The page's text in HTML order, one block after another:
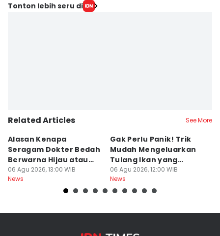
Tonton lebih seru di
Related Articles See More
Alasan Kenapa
Seragam Dokter Bedah
Berwarna Hijau atau
Biru, Bukan Putih
06 Agu 2026, 13:00 WIB
News
Gak Perlu Panik! Trik
Mudah Mengeluarkan
Tulang Ikan yang
Nyangkut di
Tenggorokan
06 Agu 2026, 12:00 WIB
News